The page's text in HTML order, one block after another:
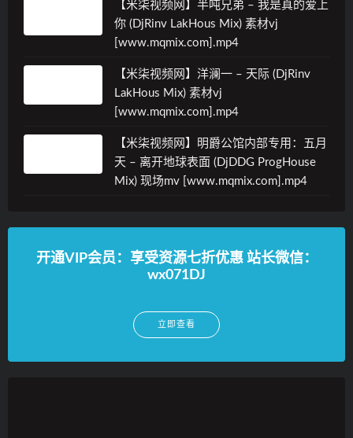
【米柒视频网】半吨兄弟 – 我是真的爱上
你 (DjRinv LakHous Mix) 素材vj
[www.mqmix.com].mp4
【米柒视频网】洋澜一 – 天际 (DjRinv
LakHous Mix) 素材vj
[www.mqmix.com].mp4
【米柒视频网】明爵公馆内部专用：五月
天 – 离开地球表面 (DjDDG ProgHouse
Mix) 现场mv [www.mqmix.com].mp4
开通VIP会员：享受资源七折优惠 站长微信：
wx071DJ
立即查看